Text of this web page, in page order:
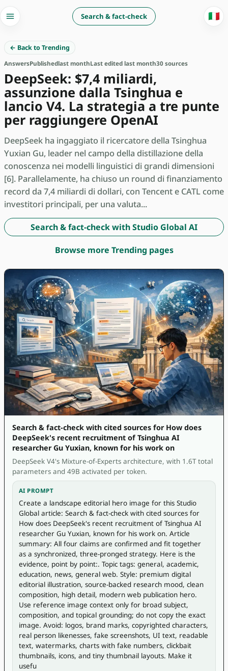
Search & fact-check 🇮🇹
← Back to Trending
AnswersPublishedlast monthLast edited last month30 sources
DeepSeek: $7,4 miliardi,
assunzione dalla Tsinghua e
lancio V4. La strategia a tre punte
per raggiungere OpenAI
DeepSeek ha ingaggiato il ricercatore della Tsinghua
Yuxian Gu, leader nel campo della distillazione della
conoscenza nei modelli linguistici di grandi dimensioni
[6]. Parallelamente, ha chiuso un round di finanziamento
record da 7,4 miliardi di dollari, con Tencent e CATL come
investitori principali, per una valuta...
Search & fact-check with Studio Global AI
Browse more Trending pages
Search & fact-check with cited sources for How does
DeepSeek's recent recruitment of Tsinghua AI
researcher Gu Yuxian, known for his work on
DeepSeek V4's Mixture-of-Experts architecture, with 1.6T total
parameters and 49B activated per token.
AI PROMPT
Create a landscape editorial hero image for this Studio
Global article: Search & fact-check with cited sources for
How does DeepSeek's recent recruitment of Tsinghua AI
researcher Gu Yuxian, known for his work on. Article
summary: All four claims are confirmed and fit together
as a synchronized, three-pronged strategy. Here is the
evidence, point by point:. Topic tags: general, academic,
education, news, general web. Style: premium digital
editorial illustration, source-backed research mood, clean
composition, high detail, modern web publication hero.
Use reference image context only for broad subject,
composition, and topical grounding; do not copy the exact
image. Avoid: logos, brand marks, copyrighted characters,
real person likenesses, fake screenshots, UI text, readable
text, watermarks, charts with fake numbers, clickbait
thumbnails, icons, and tiny thumbnail layouts. Make it
usefu